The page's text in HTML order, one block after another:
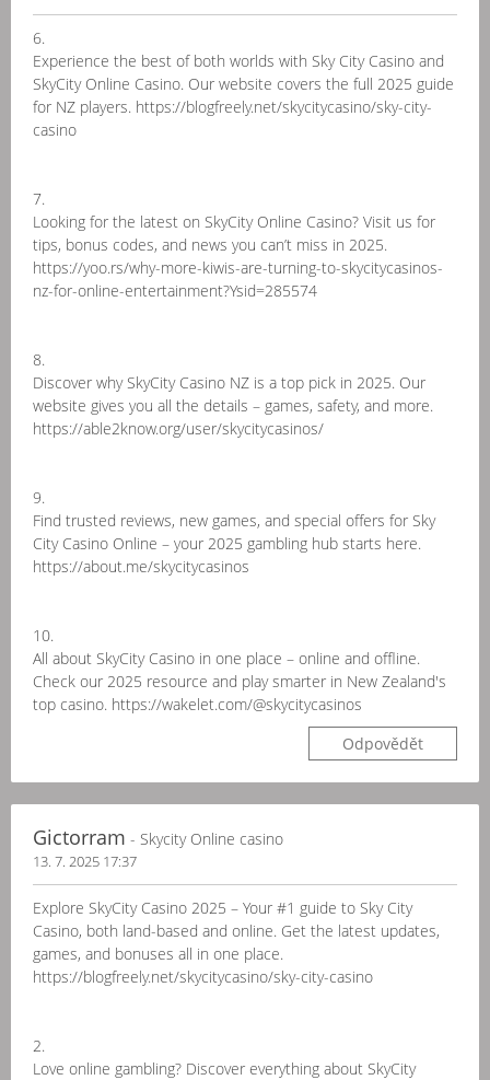
6.
Experience the best of both worlds with Sky City Casino and
SkyCity Online Casino. Our website covers the full 2025 guide
for NZ players. https://blogfreely.net/skycitycasino/sky-city-
casino
7.
Looking for the latest on SkyCity Online Casino? Visit us for
tips, bonus codes, and news you can’t miss in 2025.
https://yoo.rs/why-more-kiwis-are-turning-to-skycitycasinos-
nz-for-online-entertainment?Ysid=285574
8.
Discover why SkyCity Casino NZ is a top pick in 2025. Our
website gives you all the details – games, safety, and more.
https://able2know.org/user/skycitycasinos/
9.
Find trusted reviews, new games, and special offers for Sky
City Casino Online – your 2025 gambling hub starts here.
https://about.me/skycitycasinos
10.
All about SkyCity Casino in one place – online and offline.
Check our 2025 resource and play smarter in New Zealand's
top casino. https://wakelet.com/@skycitycasinos
Odpovědět
Gictorram - Skycity Online casino
13. 7. 2025 17:37
Explore SkyCity Casino 2025 – Your #1 guide to Sky City
Casino, both land-based and online. Get the latest updates,
games, and bonuses all in one place.
https://blogfreely.net/skycitycasino/sky-city-casino
2.
Love online gambling? Discover everything about SkyCity